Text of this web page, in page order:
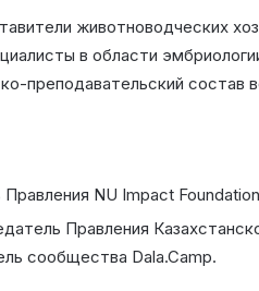
животноводческих
в области
преподавательский состав
NU Impact
Правления
сообщества Dala.Camp.